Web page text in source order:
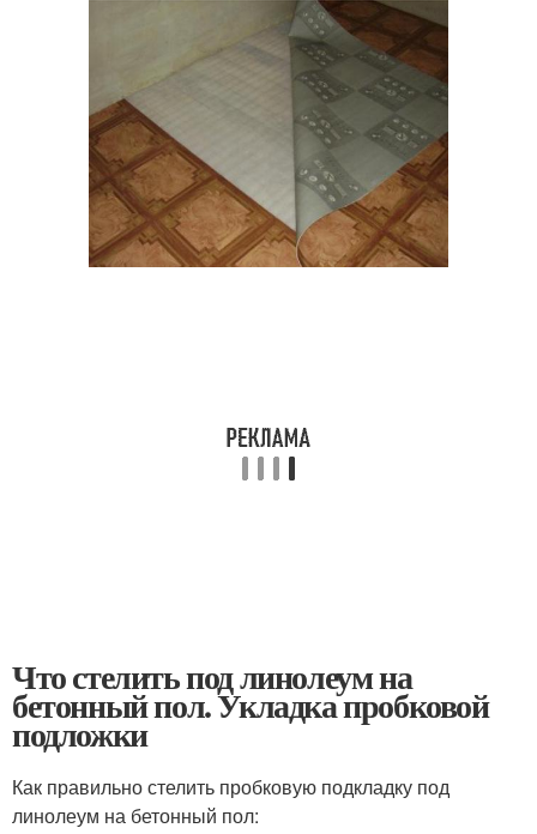
Что стелить под линолеум на
бетонный пол. Укладка пробковой
подложки
Как правильно стелить пробковую подкладку под
линолеум на бетонный пол: